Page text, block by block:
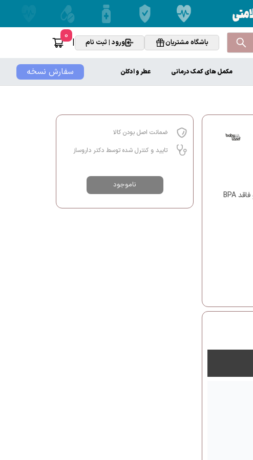
باشگاه مشتریان ورود | ثبت نام |
0
سفارش نسخه مکمل های کمک درمانی عطر و ادکلن
شیشه شیر دسته دار آنتی کولیک بیبی لند کد ۲۴۹ مناسب نوزادان ۰ تا ۶ ماه بوده و فاقد BPA
ضمانت اصل بودن کالا
تایید و کنترل شده توسط دکتر داروساز
ناموجود